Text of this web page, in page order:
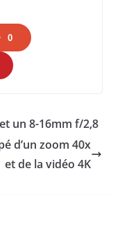
0
un 8-16mm f/2,8
d’un zoom 40x
et de la vidéo 4K